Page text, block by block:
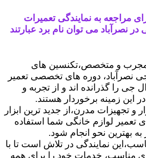
مراجعه به نمایندگی تعمیرات
نصرآباد می توان نام برد عبارتند
و متخصص،تکنسین های
نصرآباد، دوره های تخصصی تعمیر
جی را گذرانده اند و از تجربه و
این زمینه برخوردار هستند.
و تجهیزات مدرن،از جدید ترین ابزار
تعمیر لوازم خانگی شما استفاده
به بهترین نحو انجام شود.
نمایندگی در تلاش است تا با
مناسب، خدمات خود را برای همه